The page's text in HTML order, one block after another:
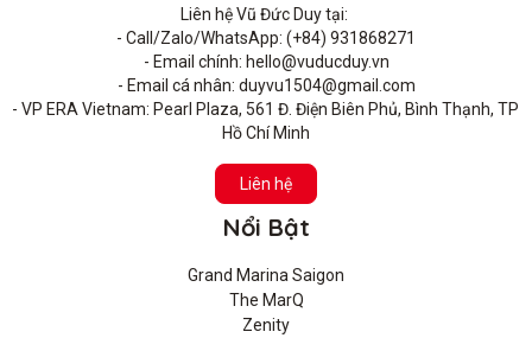
Liên hệ Vũ Đức Duy tại:
- Call/Zalo/WhatsApp: (+84) 931868271
- Email chính: hello@vuducduy.vn
- Email cá nhân: duyvu1504@gmail.com
- VP ERA Vietnam: Pearl Plaza, 561 Đ. Điện Biên Phủ, Bình Thạnh, TP
Hồ Chí Minh
Liên hệ
Nổi Bật
Grand Marina Saigon
The MarQ
Zenity